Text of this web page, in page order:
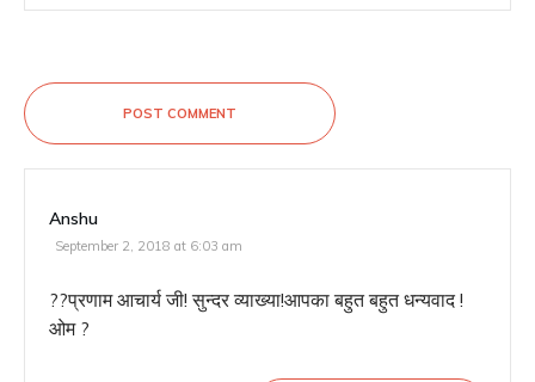
POST COMMENT
Anshu
September 2, 2018 at 6:03 am
??प्रणाम आचार्य जी! सुन्दर व्याख्या!आपका बहुत बहुत धन्यवाद !
ओम ?